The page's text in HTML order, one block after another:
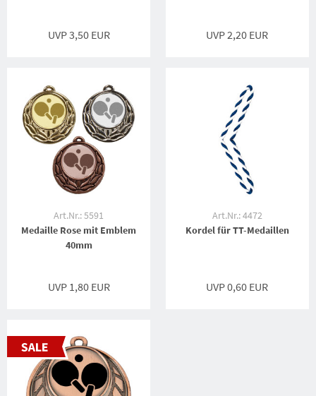
UVP 3,50 EUR UVP 2,20 EUR
Art.Nr.: 5591
Medaille Rose mit Emblem
40mm
UVP 1,80 EUR
Art.Nr.: 4472
Kordel für TT-Medaillen
UVP 0,60 EUR